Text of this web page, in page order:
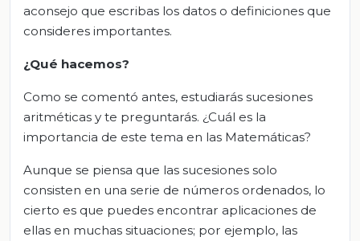
aconsejo que escribas los datos o definiciones que
consideres importantes.
¿Qué hacemos?
Como se comentó antes, estudiarás sucesiones
aritméticas y te preguntarás. ¿Cuál es la
importancia de este tema en las Matemáticas?
Aunque se piensa que las sucesiones solo
consisten en una serie de números ordenados, lo
cierto es que puedes encontrar aplicaciones de
ellas en muchas situaciones; por ejemplo, las